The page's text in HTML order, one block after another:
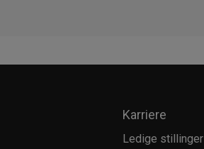
Karriere
Ledige stillinger